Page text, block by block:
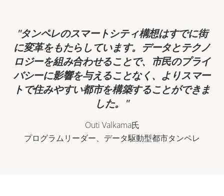
タンペレのスマートシティ構想はすでに街
に変革をもたらしています。データとテクノ
ロジーを組み合わせることで、市民のプライ
バシーに影響を与えることなく、よりスマー
トで住みやすい都市を構築することができま
した。
Outi Valkama氏
プログラムリーダー、データ駆動型都市タンペレ